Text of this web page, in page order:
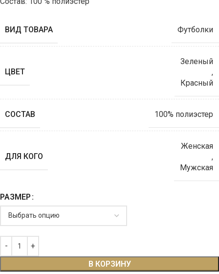
ВИД ТОВАРА Футболки
ЦВЕТ
Зеленый
,
Красный
СОСТАВ 100% полиэстер
ДЛЯ КОГО
Женская
,
Мужская
РАЗМЕР
В КОРЗИНУ